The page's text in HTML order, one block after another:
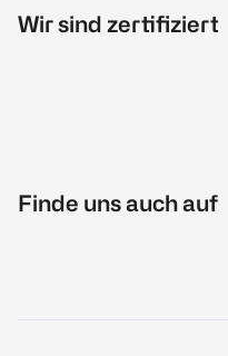
Wir sind zertifiziert
Finde uns auch auf